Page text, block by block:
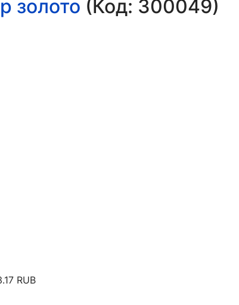
золото (Код: 300049)
RUB